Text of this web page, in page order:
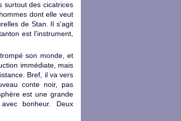
surtout des cicatrices
dont elle veut
de Stan. Il s'agit
est l'instrument,
son monde, et
immédiate, mais
Bref, il va vers
conte noir, pas
est une grande
bonheur. Deux